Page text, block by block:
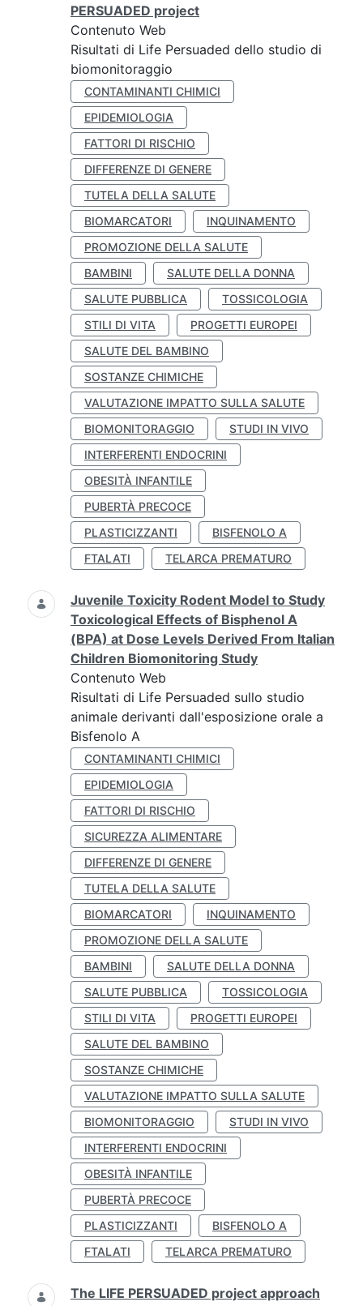
PERSUADED project
Contenuto Web
Risultati di Life Persuaded dello studio di
biomonitoraggio
CONTAMINANTI CHIMICI
EPIDEMIOLOGIA
FATTORI DI RISCHIO
DIFFERENZE DI GENERE
TUTELA DELLA SALUTE
BIOMARCATORI
INQUINAMENTO
PROMOZIONE DELLA SALUTE
BAMBINI
SALUTE DELLA DONNA
SALUTE PUBBLICA
TOSSICOLOGIA
STILI DI VITA
PROGETTI EUROPEI
SALUTE DEL BAMBINO
SOSTANZE CHIMICHE
VALUTAZIONE IMPATTO SULLA SALUTE
BIOMONITORAGGIO
STUDI IN VIVO
INTERFERENTI ENDOCRINI
OBESITÀ INFANTILE
PUBERTÀ PRECOCE
PLASTICIZZANTI
BISFENOLO A
FTALATI
TELARCA PREMATURO
Juvenile Toxicity Rodent Model to Study
Toxicological Effects of Bisphenol A
(BPA) at Dose Levels Derived From Italian
Children Biomonitoring Study
Contenuto Web
Risultati di Life Persuaded sullo studio
animale derivanti dall'esposizione orale a
Bisfenolo A
CONTAMINANTI CHIMICI
EPIDEMIOLOGIA
FATTORI DI RISCHIO
SICUREZZA ALIMENTARE
DIFFERENZE DI GENERE
TUTELA DELLA SALUTE
BIOMARCATORI
INQUINAMENTO
PROMOZIONE DELLA SALUTE
BAMBINI
SALUTE DELLA DONNA
SALUTE PUBBLICA
TOSSICOLOGIA
STILI DI VITA
PROGETTI EUROPEI
SALUTE DEL BAMBINO
SOSTANZE CHIMICHE
VALUTAZIONE IMPATTO SULLA SALUTE
BIOMONITORAGGIO
STUDI IN VIVO
INTERFERENTI ENDOCRINI
OBESITÀ INFANTILE
PUBERTÀ PRECOCE
PLASTICIZZANTI
BISFENOLO A
FTALATI
TELARCA PREMATURO
The LIFE PERSUADED project approach